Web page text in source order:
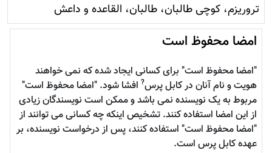
تروريزم، کوچی طالبان، طالبان، القاعده و داعش
امضا محفوظ است
"امضا محفوظ است" برای کسانی ایجاد شده که نمی خواهند
هویت و نام آنان در کابل پرس? افشا شود. "امضا محفوظ است"
مربوط به یک نویسنده نمی باشد و ممکن است نویسندگان زیادی
از این امضا استفاده کنند. تشخیص اینکه چه کسانی می توانند از
"امضا محفوظ است" استفاده کنند، پس از درخواست نویسنده، بر
عهده کابل پرس است.